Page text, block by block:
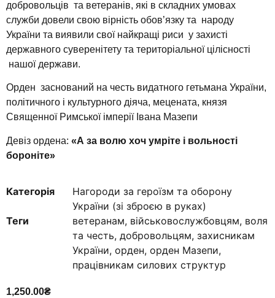
добровольців та ветеранів, які в складних умовах
служби довели свою вірність обов’язку та народу
України та виявили свої найкращі риси у захисті
державного суверенітету та територіальної цілісності
нашої держави.
Орден заснований на честь видатного гетьмана України,
політичного і культурного діяча, мецената, князя
Священної Римської імперії Івана Мазепи
Девіз ордена: «А за волю xоч умріте і вольності
бороніте»
Категорія
Нагороди за героїзм та оборону
України (зі зброєю в руках)
Теги
ветеранам, військовослужбовцям, воля
та честь, добровольцям, захисникам
України, орден, орден Мазепи,
працівникам силових структур
1,250.00₴